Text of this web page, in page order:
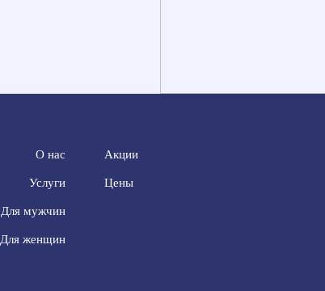
О нас
Услуги
Для мужчин
Для женщин
Акции
Цены